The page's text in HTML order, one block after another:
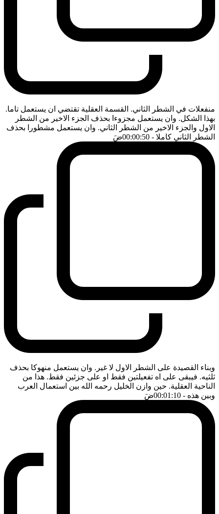
منفعلات في الشطر الثاني. القسمة العقلية تقتضي ان يستعمل تاما.
بهذا الشكل. وان يستعمل مجزوءا بحذف الجزء الاخير من الشطر
الاول والجزء الاخير من الشطر الثاني. وان يستعمل مشطورا بحذف
الشطر الثاني كاملا - 00:00:50 ضَ
وبناء القصيدة على الشطر الاول لا غير. وان يستعمل منهوكا بحذف
ثلثيه. فيبقى على اه تفعيلتين فقط او على جزئين فقط. هذا من
الناحية العقلية. حين وازن الخليل رحمه الله بين استعمال العرب
وبين هذه - 00:01:10 ضَ